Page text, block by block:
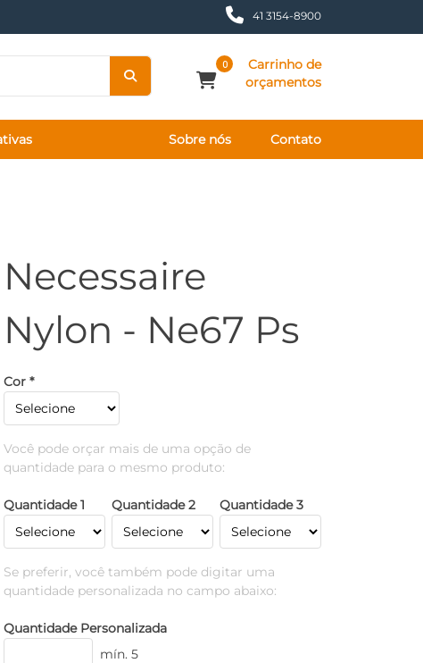
41 3154-8900
0
Carrinho de
orçamentos
Sobre nós Contato
Necessaire
Nylon - Ne67 Ps
Cor *
Você pode orçar mais de uma opção de
quantidade para o mesmo produto:
Quantidade 1 Quantidade 2 Quantidade 3
Se preferir, você também pode digitar uma
quantidade personalizada no campo abaixo:
Quantidade Personalizada
mín. 5